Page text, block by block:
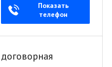
Показать
телефон
договорная